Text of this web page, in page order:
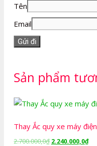
Tên
Email
Sản phẩm
Thay Ắc quy xe máy
2.700.000,0₫ Giá
2.240.000,0₫Giá